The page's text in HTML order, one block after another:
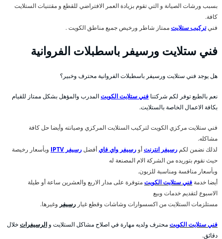
بسبب ورشات الصيانة و التي تقوم بزيادة العمر الافتراضي للقطع و مقتنيات الستلايت
كافة.
فنيتركيب ستلايتممتاز شاطر ورخيص جميع مناطق الكويت .
فني ستلايت ورسيفر باسطبلات الفروانية
هل يوجد فني ستلايت ورسيفر باسطبلات الفروانية محترف وخبير؟
نعم بالطبع توفر لكم شركتنا فني ستلايت الكويتالمدرب والمؤهل بشكل ممتاز للقيام
بكافة الاعمال الخاصة بالستلايت.
فني ستلايت مركزي الكويت لتركيب الستلايت المركزي وصيانته وأيضا حل كافة
مشاكله.
لذلك نضمن لكم رسيفر انترنتأو رسيفر واي فايأفضلرسيفر IPTV
وبأسعار رخيصة
حيث نقوم بتوريده من الشركة الام المصنعة له
وبأسعار منافسة ومناسبة للزبون.
أيضا خدمة فني ستلايت الكويتمتوفرة على مدار الاربع والعشرين ساعة أو طيلة
الاسبوع لتقديم خدمات وبيع
مستلزمات الستلايت من اكسسوارات وشاشات وقطع غيار رسيفر وغيرها.
فني ستلايت الكويتمحترف ولديه مهارة في اصلاح مشاكل الستلايت و الرسيفراتخلال
دقائق.